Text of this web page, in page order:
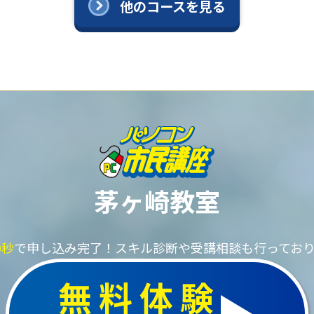
他のコースを見る
茅ヶ崎教室
で申し込み完了！ スキル診断や受講相談も行ってお
無料体験